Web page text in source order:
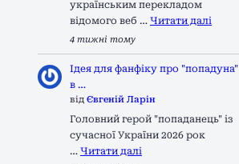
українським перекладом
відомого веб … Читати далі
4 тижні тому
Ідея для фанфіку про "попадуна"
в …
від Євгеній Ларін
Головний герой "попаданець" із
сучасної України 2026 рок
… Читати далі